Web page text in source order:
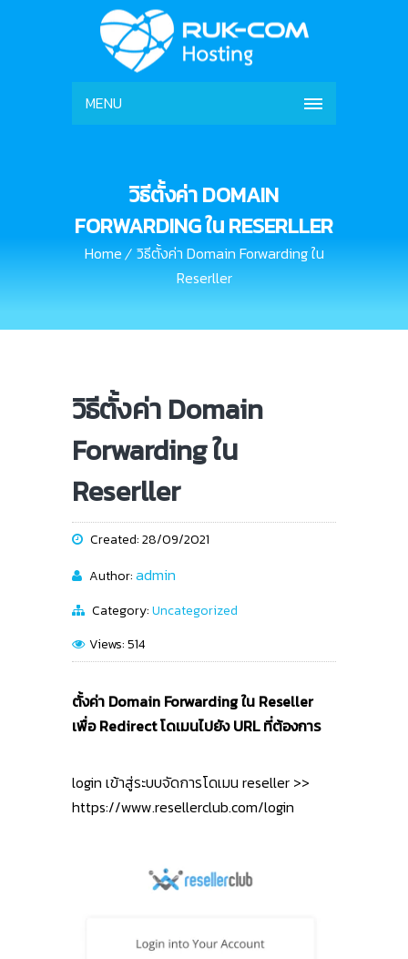
MENU
วิธีตั้งค่า DOMAIN
FORWARDING ใน RESERLLER
Home
วิธีตั้งค่า Domain Forwarding ใน
Reserller
วิธีตั้งค่า Domain
Forwarding ใน
Reserller
Created: 28/09/2021
Author:admin
Category:Uncategorized
Views: 514
ตั้งค่า Domain Forwarding ใน Reseller
เพื่อ Redirect โดเมนไปยัง URL ที่ต้องการ
login เข้าสู่ระบบจัดการโดเมน reseller >>
https://www.resellerclub.com/login